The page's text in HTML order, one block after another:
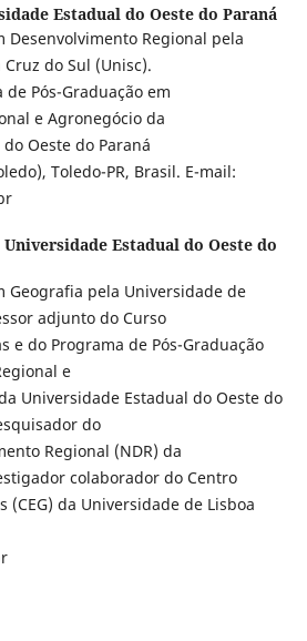
Estadual do Oeste do Paraná
Desenvolvimento Regional pela
do Sul (Unisc).
Pós-Graduação em
e Agronegócio da
Oeste do Paraná
Toledo-PR, Brasil. E-mail:
Universidade Estadual do Oeste do
Geografia pela Universidade de
adjunto do Curso
e do Programa de Pós-Graduação
e
Universidade Estadual do Oeste do
do
Regional (NDR) da
colaborador do Centro
(CEG) da Universidade de Lisboa